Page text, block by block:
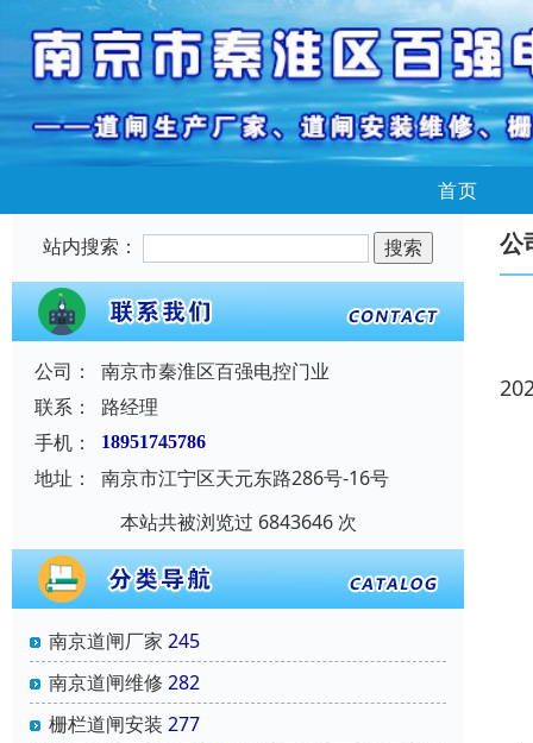
首页
站内搜索：
公司：
南京市秦淮区百强电控门业
联系：
路经理
手机：
18951745786
地址：
南京市江宁区天元东路286号-16号
本站共被浏览过 6843646 次
南京道闸厂家 245
南京道闸维修 282
栅栏道闸安装 277
公